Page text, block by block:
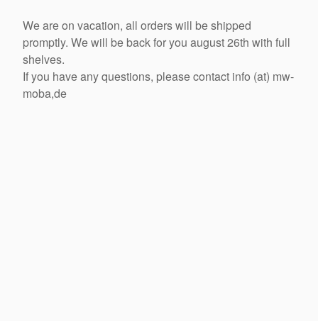
We are on vacation, all orders will be shipped
promptly. We will be back for you august 26th with full
shelves.
If you have any questions, please contact info (at) mw-
moba,de